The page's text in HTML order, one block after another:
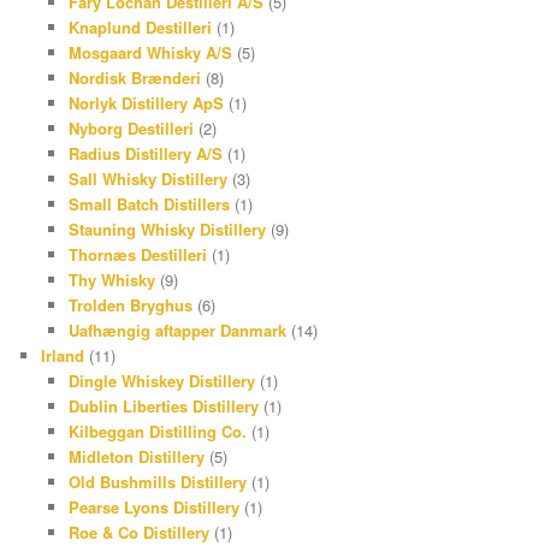
Knaplund Destilleri (1)
Mosgaard Whisky A/S(5)
Nordisk Brænderi (8)
Norlyk Distillery ApS(1)
Nyborg Destilleri (2)
Radius Distillery A/S(1)
Sall Whisky Distillery(3)
Small Batch Distillers(1)
Stauning Whisky Distillery(9)
Thornæs Destilleri (1)
Thy Whisky(9)
Trolden Bryghus(6)
Uafhængig aftapper Danmark(14)
Irland (11)
Dingle Whiskey Distillery(1)
Dublin Liberties Distillery(1)
Kilbeggan Distilling Co. (1)
Midleton Distillery(5)
Old Bushmills Distillery(1)
Pearse Lyons Distillery(1)
Roe & Co Distillery(1)